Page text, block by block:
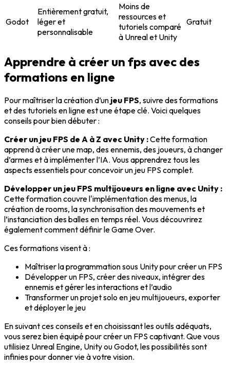
Godot
Entièrement gratuit,
léger et
personnalisable
Moins de
ressources et
tutoriels comparé
à Unreal et Unity
Gratuit
Apprendre à créer un fps avec des
formations en ligne
Pour maîtriser la création d’un jeu FPS, suivre des formations
et des tutoriels en ligne est une étape clé. Voici quelques
conseils pour bien débuter :
Créer un jeu FPS de A à Z avec Unity :Cette formation
apprend à créer une map, des ennemis, des joueurs, à changer
d’armes et à implémenter l’IA. Vous apprendrez tous les
aspects essentiels pour concevoir un jeu FPS complet.
Développer un jeu FPS multijoueurs en ligne avec Unity :
Cette formation couvre l'implémentation des menus, la
création de rooms, la synchronisation des mouvements et
l’instanciation des balles en temps réel. Vous découvrirez
également comment définir le Game Over.
Ces formations visent à :
Maîtriser la programmation sous Unity pour créer un FPS
Développer un FPS, créer des niveaux, intégrer des
ennemis et gérer les interactions et l’audio
Transformer un projet solo en jeu multijoueurs, exporter
et déployer le jeu
En suivant ces conseils et en choisissant les outils adéquats,
vous serez bien équipé pour créer un FPS captivant. Que vous
utilisiez Unreal Engine, Unity ou Godot, les possibilités sont
infinies pour donner vie à votre vision.